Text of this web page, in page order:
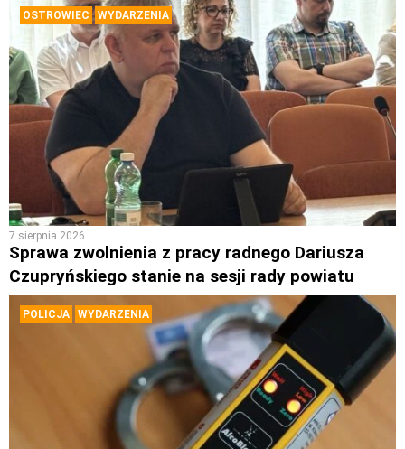
OSTROWIEC WYDARZENIA
7 sierpnia 2026
Sprawa zwolnienia z pracy radnego Dariusza
Czupryńskiego stanie na sesji rady powiatu
POLICJA WYDARZENIA